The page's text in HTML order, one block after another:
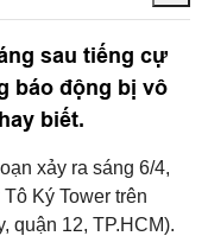
sau tiếng cự
báo động bị vô
biết.
xảy ra sáng 6/4,
Ký Tower trên
quận 12, TP.HCM).